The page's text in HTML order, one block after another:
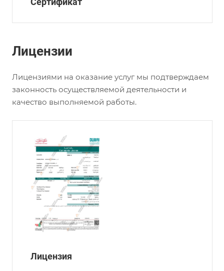
Лицензии
Лицензиями на оказание услуг мы подтверждаем
законность осуществляемой деятельности и
качество выполняемой работы.
Лицензия